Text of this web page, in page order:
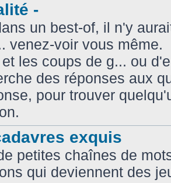
-
un best-of, il n'y
venez-voir vous même.
les coups de g... ou
des réponses aux
pour trouver
exquis
petites chaînes de
qui deviennent des